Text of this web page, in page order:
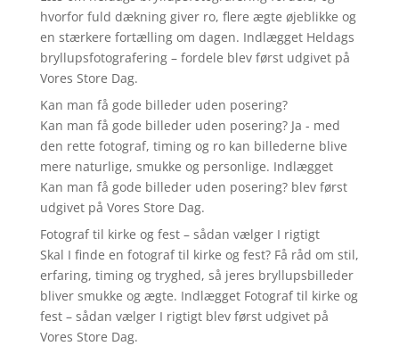
hvorfor fuld dækning giver ro, flere ægte øjeblikke og
en stærkere fortælling om dagen. Indlægget Heldags
bryllupsfotografering – fordele blev først udgivet på
Vores Store Dag.
Kan man få gode billeder uden posering?
Kan man få gode billeder uden posering? Ja - med
den rette fotograf, timing og ro kan billederne blive
mere naturlige, smukke og personlige. Indlægget
Kan man få gode billeder uden posering? blev først
udgivet på Vores Store Dag.
Fotograf til kirke og fest – sådan vælger I rigtigt
Skal I finde en fotograf til kirke og fest? Få råd om stil,
erfaring, timing og tryghed, så jeres bryllupsbilleder
bliver smukke og ægte. Indlægget Fotograf til kirke og
fest – sådan vælger I rigtigt blev først udgivet på
Vores Store Dag.